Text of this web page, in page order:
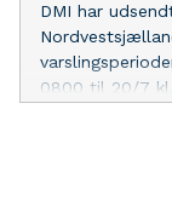
DMI har
0800 til 20/7